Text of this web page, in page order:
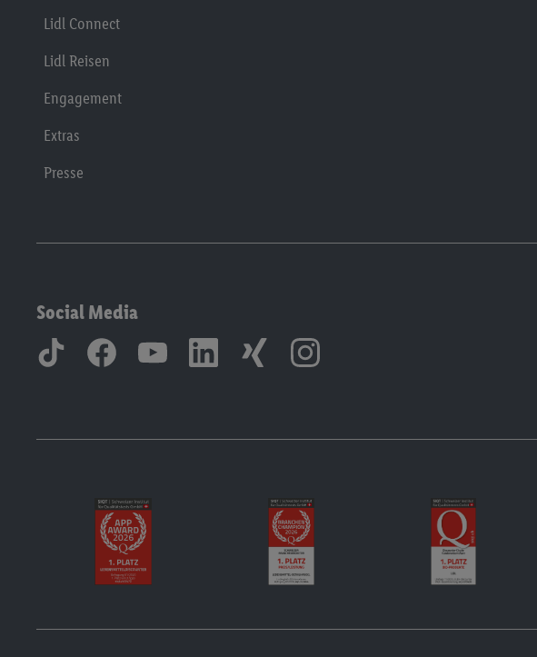
Lidl Connect
Lidl Reisen
Engagement
Extras
Presse
Social Media